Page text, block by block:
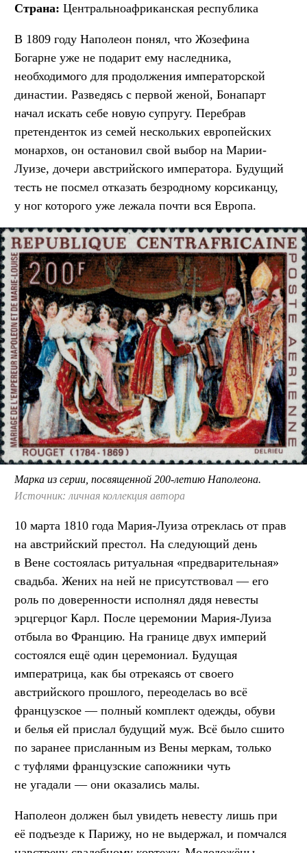
Страна: Центральноафриканская республика
В 1809 году Наполеон понял, что Жозефина
Богарне уже не подарит ему наследника,
необходимого для продолжения императорской
династии. Разведясь с первой женой, Бонапарт
начал искать себе новую супругу. Перебрав
претенденток из семей нескольких европейских
монархов, он остановил свой выбор на Марии-
Луизе, дочери австрийского императора. Будущий
тесть не посмел отказать безродному корсиканцу,
у ног которого уже лежала почти вся Европа.
Марка из серии, посвященной 200-летию Наполеона.
Источник: личная коллекция автора
10 марта 1810 года Мария-Луиза отреклась от прав
на австрийский престол. На следующий день
в Вене состоялась ритуальная «предварительная»
свадьба. Жених на ней не присутствовал — его
роль по доверенности исполнял дядя невесты
эрцгерцог Карл. После церемонии Мария-Луиза
отбыла во Францию. На границе двух империй
состоялся ещё один церемониал. Будущая
императрица, как бы отрекаясь от своего
австрийского прошлого, переоделась во всё
французское — полный комплект одежды, обуви
и белья ей прислал будущий муж. Всё было сшито
по заранее присланным из Вены меркам, только
с туфлями французские сапожники чуть
не угадали — они оказались малы.
Наполеон должен был увидеть невесту лишь при
её подъезде к Парижу, но не выдержал, и помчался